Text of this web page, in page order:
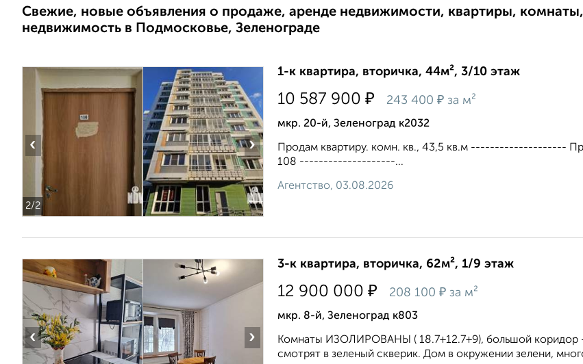
Свежие, новые объявления о продаже, аренде недвижимости, квартиры,
недвижимость в Подмосковье, Зеленограде
2/2
‹ ›
1-к квартира, вторичка, 44м², 3/10 этаж
10 587 900 ₽ 243 400 ₽ за м²
мкр. 20-й, Зеленоград к2032
Продам квартиру. комн. кв., 43,5 кв.м --------------------
108 --------------------...
Агентство, 03.08.2026
‹ ›
3-к квартира, вторичка, 62м², 1/9 этаж
12 900 000 ₽ 208 100 ₽ за м²
мкр. 8-й, Зеленоград к803
Комнаты ИЗОЛИРОВАНЫ ( 18.7+12.7+9), большой коридор
смотрят в зеленый скверик. Дом в окружении зелени,